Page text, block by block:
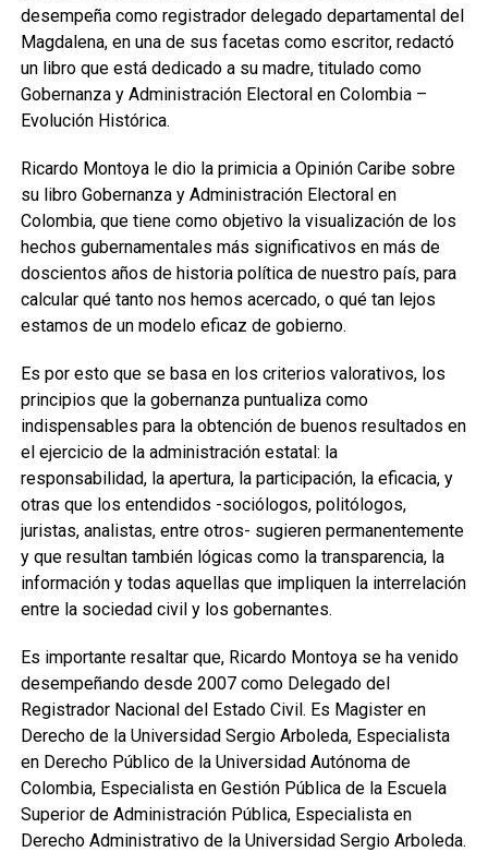
desempeña como registrador delegado departamental del
Magdalena, en una de sus facetas como escritor, redactó
un libro que está dedicado a su madre, titulado como
Gobernanza y Administración Electoral en Colombia –
Evolución Histórica.
Ricardo Montoya le dio la primicia a Opinión Caribe sobre
su libro Gobernanza y Administración Electoral en
Colombia, que tiene como objetivo la visualización de los
hechos gubernamentales más significativos en más de
doscientos años de historia política de nuestro país, para
calcular qué tanto nos hemos acercado, o qué tan lejos
estamos de un modelo eficaz de gobierno.
Es por esto que se basa en los criterios valorativos, los
principios que la gobernanza puntualiza como
indispensables para la obtención de buenos resultados en
el ejercicio de la administración estatal: la
responsabilidad, la apertura, la participación, la eficacia, y
otras que los entendidos -sociólogos, politólogos,
juristas, analistas, entre otros- sugieren permanentemente
y que resultan también lógicas como la transparencia, la
información y todas aquellas que impliquen la interrelación
entre la sociedad civil y los gobernantes.
Es importante resaltar que, Ricardo Montoya se ha venido
desempeñando desde 2007 como Delegado del
Registrador Nacional del Estado Civil. Es Magister en
Derecho de la Universidad Sergio Arboleda, Especialista
en Derecho Público de la Universidad Autónoma de
Colombia, Especialista en Gestión Pública de la Escuela
Superior de Administración Pública, Especialista en
Derecho Administrativo de la Universidad Sergio Arboleda.